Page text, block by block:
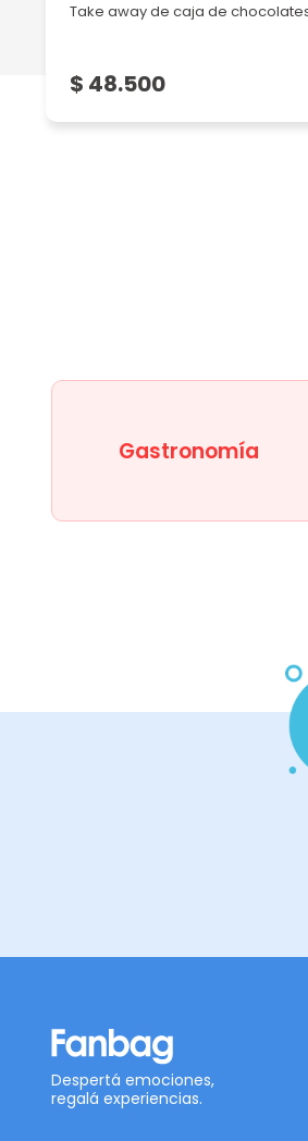
Take away de caja de
$ 48.500
Gastronomía
Despertá emociones,
regalá experiencias.